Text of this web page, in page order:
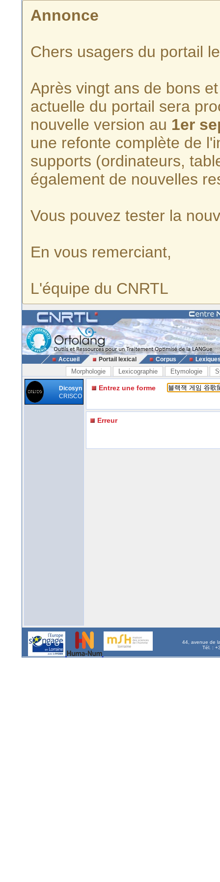
Annonce
Chers usagers du portail
Après vingt ans de bons
actuelle du portail sera
nouvelle version au 1er
une refonte complète de
supports (ordinateurs,
également de nouvelles
Vous pouvez tester la
En vous remerciant,
L'équipe du CNRTL
Accueil Portail lexical Corpus
Morphologie Lexicographie Etymologie
Dicosyn
CRISCO
Entrez une forme
Erreur
44, avenue de
Tél. :